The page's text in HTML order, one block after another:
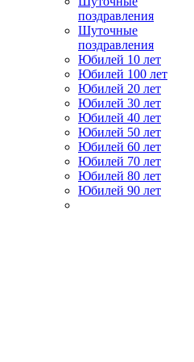
поздравления
Шуточные
поздравления
Юбилей 10 лет
Юбилей 100 лет
Юбилей 20 лет
Юбилей 30 лет
Юбилей 40 лет
Юбилей 50 лет
Юбилей 60 лет
Юбилей 70 лет
Юбилей 80 лет
Юбилей 90 лет